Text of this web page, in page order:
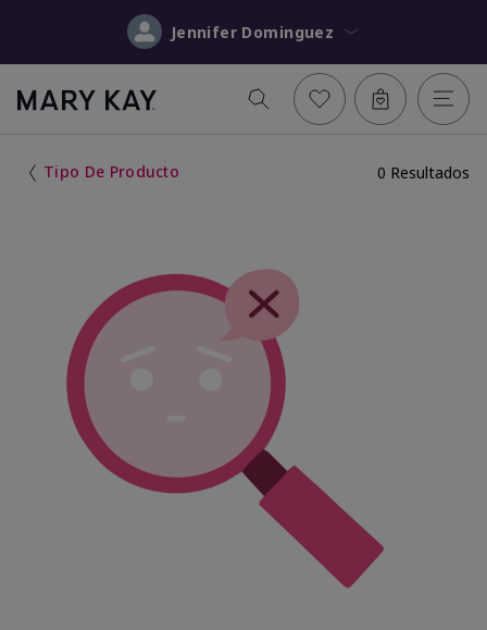
Jennifer Dominguez
Tipo De Producto 0 Resultados